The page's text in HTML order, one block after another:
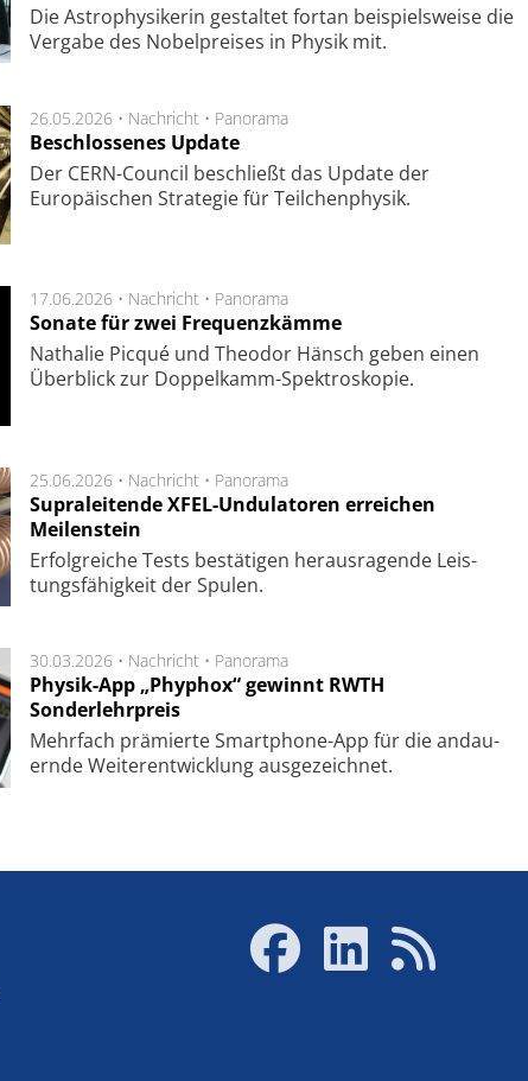
Die Astro­physi­kerin ge­stal­tet fort­an bei­spiels­wei­se die
Ver­ga­be des Nobel­prei­ses in Phy­sik mit.
26.05.2026 • Nachricht • Panorama
Beschlossenes Update
Der CERN-Council beschließt das Update der
Europäischen Strategie für Teilchenphysik.
17.06.2026 • Nachricht • Panorama
Sonate für zwei Frequenzkämme
Nathalie Picqué und Theodor Hänsch geben einen
Überblick zur Doppelkamm-Spektroskopie.
25.06.2026 • Nachricht • Panorama
Supraleitende XFEL-Undulatoren erreichen
Meilenstein
Er­folg­rei­che Tests be­stä­ti­gen he­raus­ra­gen­de Leis­
tungs­fä­hig­keit der Spu­len.
30.03.2026 • Nachricht • Panorama
Physik-App „Phyphox“ gewinnt RWTH
Sonderlehrpreis
Mehr­fach prä­mier­te Smart­phone-App für die an­dau­
ern­de Wei­ter­ent­wick­lung aus­ge­zeich­net.